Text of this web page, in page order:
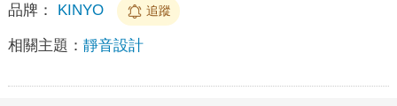
品牌： KINYO 追蹤
相關主題： 靜音設計